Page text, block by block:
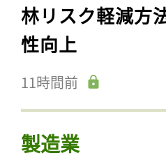
林リスク軽減方
性向上
11時間前
製造業